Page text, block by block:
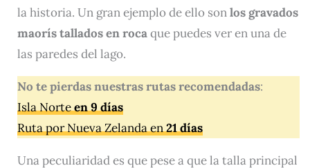
la historia. Un gran ejemplo de ello sonlos gravados
maorís tallados en rocaque puedes ver en una de
las paredes del lago.
No te pierdas nuestras rutas recomendadas:
Isla Norteen 9 días
Ruta por Nueva Zelanda en21 días
Una peculiaridad es que pese a que la talla principal